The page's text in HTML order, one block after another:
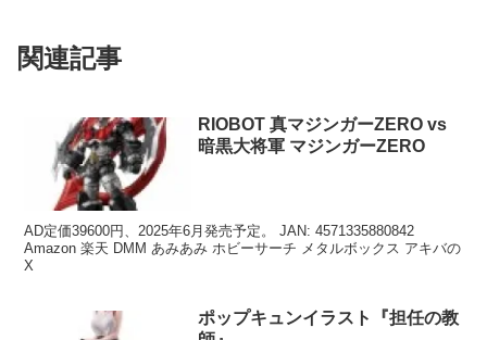
関連記事
RIOBOT 真マジンガーZERO vs
暗黒大将軍 マジンガーZERO
AD定価39600円、2025年6月発売予定。 JAN: 4571335880842
Amazon 楽天 DMM あみあみ ホビーサーチ メタルボックス アキバの
X
ポップキュンイラスト『担任の教